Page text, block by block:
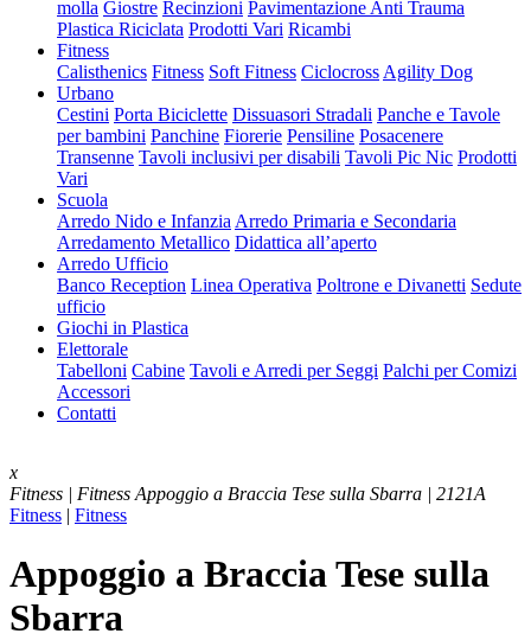
molla Giostre Recinzioni Pavimentazione Anti Trauma
Plastica Riciclata Prodotti Vari Ricambi
Fitness
Calisthenics Fitness Soft Fitness Ciclocross Agility Dog
Urbano
Cestini Porta Biciclette Dissuasori Stradali Panche e Tavole
per bambini Panchine Fiorerie Pensiline Posacenere
Transenne Tavoli inclusivi per disabili Tavoli Pic Nic Prodotti
Vari
Scuola
Arredo Nido e Infanzia Arredo Primaria e Secondaria
Arredamento Metallico Didattica all’aperto
Arredo Ufficio
Banco Reception Linea Operativa Poltrone e Divanetti Sedute
ufficio
Giochi in Plastica
Elettorale
Tabelloni Cabine Tavoli e Arredi per Seggi Palchi per Comizi
Accessori
Contatti
x
Fitness | Fitness Appoggio a Braccia Tese sulla Sbarra | 2121A
Fitness | Fitness
Appoggio a Braccia Tese sulla
Sbarra